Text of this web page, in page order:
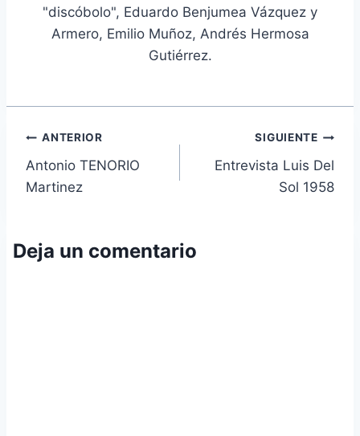
"discóbolo", Eduardo Benjumea Vázquez y
Armero, Emilio Muñoz, Andrés Hermosa
Gutiérrez.
Navegación
de
ANTERIOR
Antonio TENORIO
Martinez
SIGUIENTE
Entrevista Luis Del
Sol 1958
Deja un comentario